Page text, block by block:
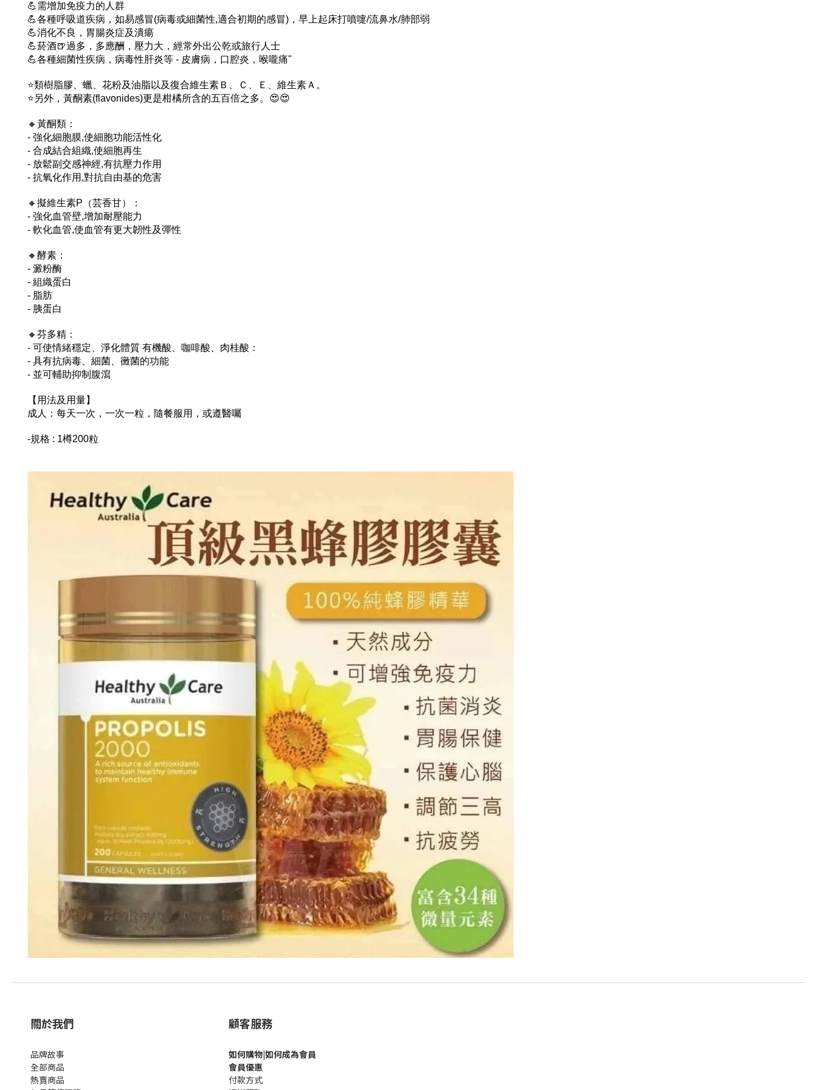
💪需增加免疫力的人群
💪各種呼吸道疾病，如易感冒(病毒或細菌性,適合初期的感冒)，早上起床打噴嚏/流鼻水/肺部弱
💪消化不良，胃腸炎症及潰瘍
💪菸酒🍺過多，多應酬，壓力大，經常外出公乾或旅行人士
💪各種細菌性疾病，病毒性肝炎等 - 皮膚病，口腔炎，喉嚨痛"
⭐類樹脂膠、蠟、花粉及油脂以及復合維生素Ｂ、Ｃ、Ｅ、維生素Ａ。
⭐另外，黃酮素(flavonides)更是柑橘所含的五百倍之多。😍😍
🔸黃酮類：
- 強化細胞膜,使細胞功能活性化
- 合成結合組織,使細胞再生
- 放鬆副交感神經,有抗壓力作用
- 抗氧化作用,對抗自由基的危害
🔸擬維生素P（芸香甘）：
- 強化血管壁,增加耐壓能力
- 軟化血管,使血管有更大韌性及彈性
🔸酵素：
- 澱粉酶
- 組織蛋白
- 脂肪
- 胰蛋白
🔸芬多精：
- 可使情緒穩定、淨化體質 有機酸、咖啡酸、肉桂酸：
- 具有抗病毒、細菌、黴菌的功能
- 並可輔助抑制腹瀉
【用法及用量】
成人：每天一次，一次一粒，隨餐服用，或遵醫囑
-規格 : 1樽200粒
關於我們
品牌故事
全部商品
熱賣商品
顧客服務
如何購物|如何成為會員
會員優惠
付款方式